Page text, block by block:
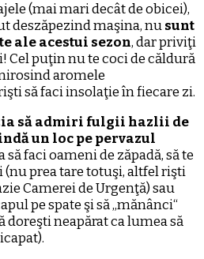
(mai mari decât de obicei),
deszăpezind maşina, nusunt
ale acestui sezon, dar priviţi
Cel puţin nu te coci de căldură
aromele
să faci insolaţie în fiecare zi.
să admiri fulgii hazlii de
un loc pe pervazul
să faci oameni de zăpadă, să te
(nu prea tare totuşi, altfel rişti
Camerei de Urgenţă) sau
pe spate şi să „mănânci“
doreşti neapărat ca lumea să